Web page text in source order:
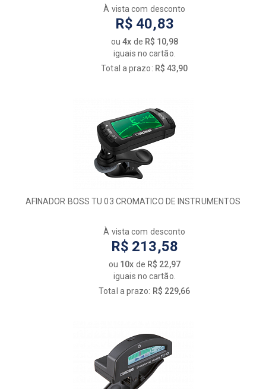
À vista com desconto
R$ 40,83
ou4x de R$ 10,98
iguais no cartão.
Total a prazo: R$ 43,90
AFINADOR BOSS TU 03 CROMATICO DE INSTRUMENTOS
À vista com desconto
R$ 213,58
ou 10x de R$ 22,97
iguais no cartão.
Total a prazo: R$ 229,66